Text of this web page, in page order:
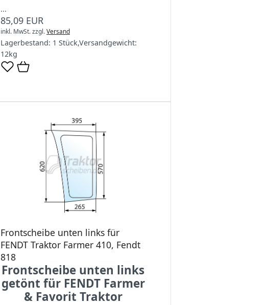
...
85,09 EUR
inkl. MwSt.zzgl.Versand
Lagerbestand: 1 Stück,Versandgewicht:
12kg
Frontscheibe unten links für
FENDT Traktor Farmer 410, Fendt
818
Frontscheibe unten links
getönt für FENDT Farmer
& Favorit Traktor